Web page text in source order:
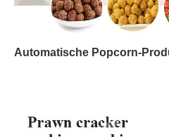
Automatische Popcorn-